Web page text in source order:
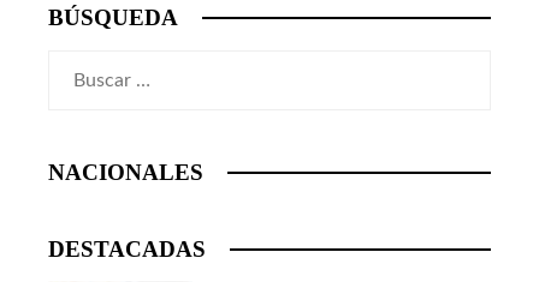
BÚSQUEDA
NACIONALES
DESTACADAS